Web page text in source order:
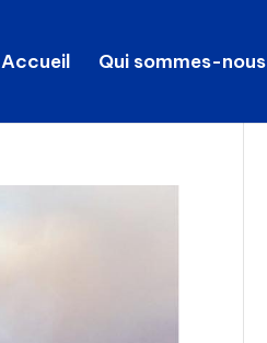
Accueil Qui sommes-nous